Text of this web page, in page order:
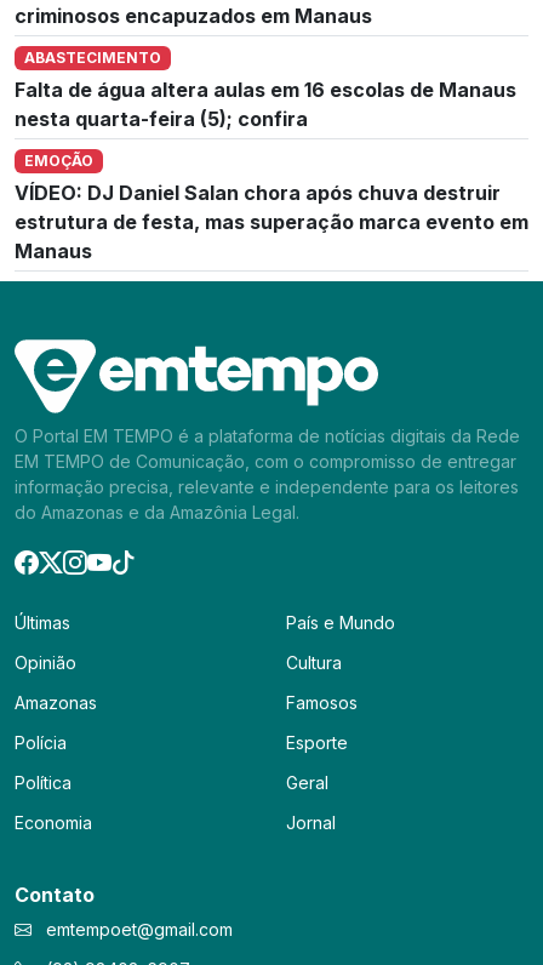
criminosos encapuzados em Manaus
ABASTECIMENTO
Falta de água altera aulas em 16 escolas de Manaus
nesta quarta-feira (5); confira
EMOÇÃO
VÍDEO: DJ Daniel Salan chora após chuva destruir
estrutura de festa, mas superação marca evento em
Manaus
O Portal EM TEMPO é a plataforma de notícias digitais da Rede
EM TEMPO de Comunicação, com o compromisso de entregar
informação precisa, relevante e independente para os leitores
do Amazonas e da Amazônia Legal.
Últimas
Opinião
Amazonas
Polícia
Política
Economia
País e Mundo
Cultura
Famosos
Esporte
Geral
Jornal
Contato
emtempoet@gmail.com